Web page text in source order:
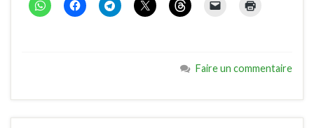
Faire un commentaire